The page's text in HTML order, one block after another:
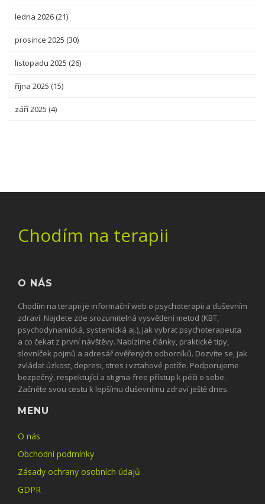
ledna 2026 (21)
prosince 2025 (30)
listopadu 2025 (26)
října 2025 (15)
září 2025 (4)
Chodím na terapii
O NÁS
Chodím na terapii je informační web o psychoterapii a duševním
zdraví. Najdete zde srozumitelná vysvětlení metod (KBT,
psychodynamická, systemická aj.), jak vybrat psychoterapeuta
a co čekat z první návštěvy. Nabízíme články, praktické tipy,
slovníček pojmů a adresář ověřených odborníků. Dozvíte se, jak
zvládat úzkost, depresi, stres i vztahové potíže. Podporujeme
bezpečný, respektující a stigma-free přístup k péči o sebe.
Začněte svou cestu k lepšímu duševnímu zdraví ještě dnes.
MENU
O nás
Obchodní podmínky
Zásady ochrany osobních údajů
GDPR